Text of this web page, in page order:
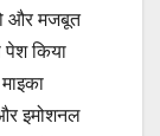
और मजबूत
पेश किया
इमोशनल